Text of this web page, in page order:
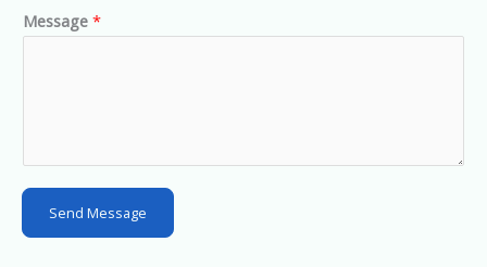
d
e
s
+
Message *
Send Message